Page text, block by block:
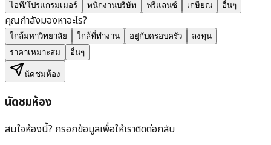
ไอที/โปรแกรมเมอร์
พนักงานบริษัท ฟรีแลนซ์ เกษียณ อื่นๆ
คุณกำลังมองหาอะไร?
ใกล้มหาวิทยาลัย ใกล้ที่ทำงาน อยู่กับครอบครัว
ลงทุน
ราคาเหมาะสม
อื่นๆ
นัดชมห้อง
นัดชมห้อง
สนใจห้องนี้? กรอกข้อมูลเพื่อให้เราติดต่อกลับ